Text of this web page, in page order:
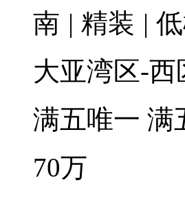
南 | 精装 |
大亚湾区-西
满五唯一 满
70万